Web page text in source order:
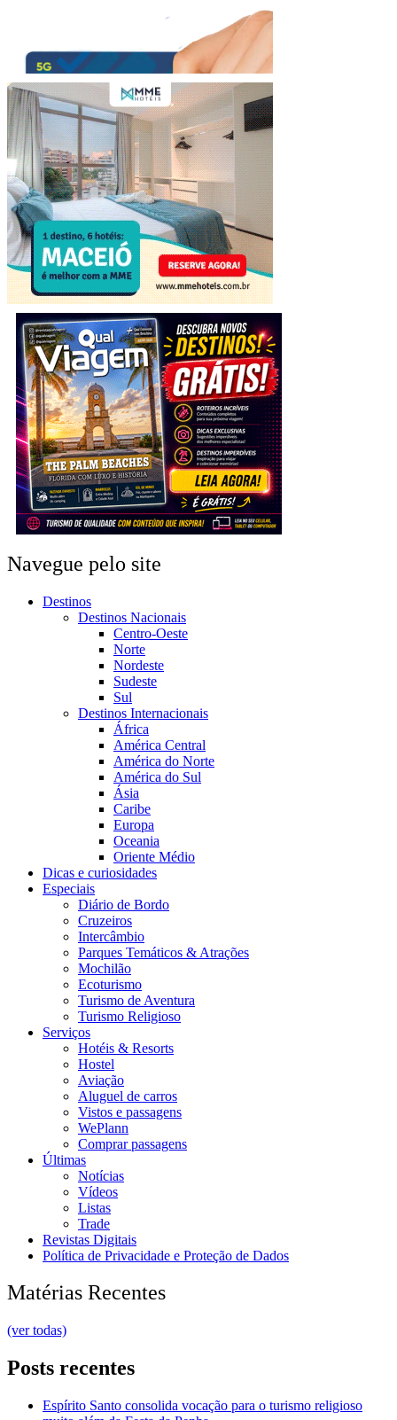
Navegue pelo site
Destinos
Destinos Nacionais
Centro-Oeste
Norte
Nordeste
Sudeste
Sul
Destinos Internacionais
África
América Central
América do Norte
América do Sul
Ásia
Caribe
Europa
Oceania
Oriente Médio
Dicas e curiosidades
Especiais
Diário de Bordo
Cruzeiros
Intercâmbio
Parques Temáticos & Atrações
Mochilão
Ecoturismo
Turismo de Aventura
Turismo Religioso
Serviços
Hotéis & Resorts
Hostel
Aviação
Aluguel de carros
Vistos e passagens
WePlann
Comprar passagens
Últimas
Notícias
Vídeos
Listas
Trade
Revistas Digitais
Política de Privacidade e Proteção de Dados
Matérias Recentes
(ver todas)
Posts recentes
Espírito Santo consolida vocação para o turismo religioso